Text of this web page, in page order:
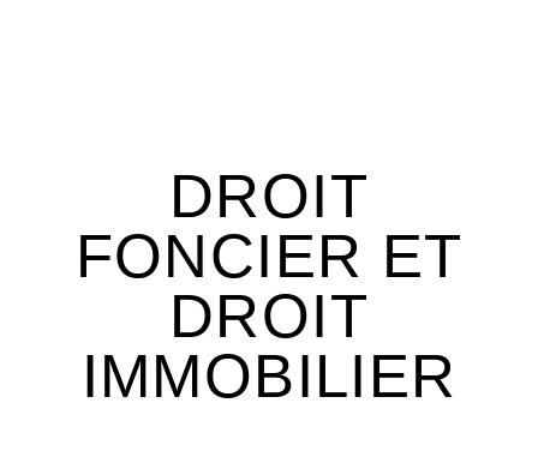
DROIT
FONCIER ET
DROIT
IMMOBILIER